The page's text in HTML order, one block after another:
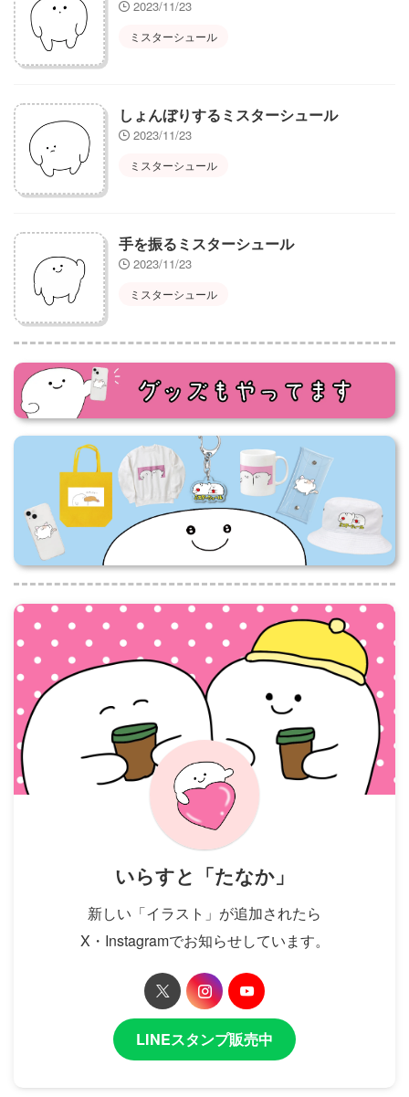
2023/11/23
ミスターシュール
しょんぼりするミスターシュール
2023/11/23
ミスターシュール
手を振るミスターシュール
2023/11/23
ミスターシュール
いらすと「たなか」
新しい「イラスト」が追加されたら
X・Instagramでお知らせしています。
LINEスタンプ販売中